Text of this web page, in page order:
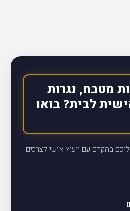
מטבח, נגרות
לבית? בואו
בהקדם עם ייעוץ אישי לצרכים